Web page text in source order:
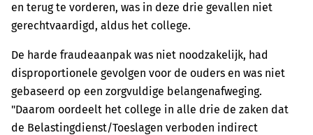
en terug te vorderen, was in deze drie gevallen niet
gerechtvaardigd, aldus het college.
De harde fraudeaanpak was niet noodzakelijk, had
disproportionele gevolgen voor de ouders en was niet
gebaseerd op een zorgvuldige belangenafweging.
"Daarom oordeelt het college in alle drie de zaken dat
de Belastingdienst/Toeslagen verboden indirect